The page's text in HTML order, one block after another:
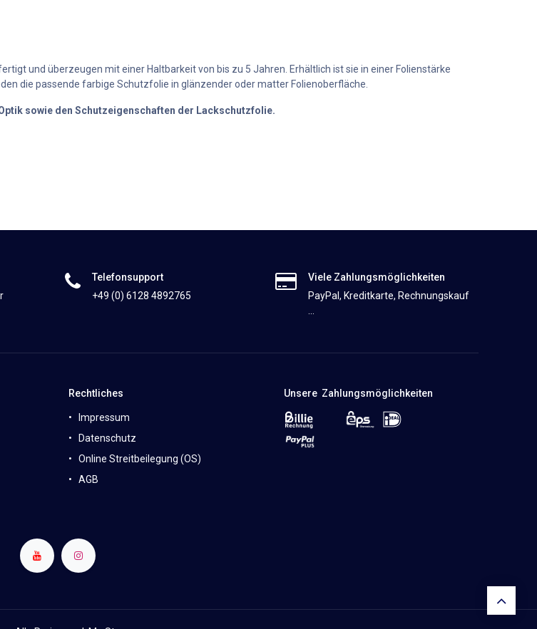
und überzeugen mit einer Haltbarkeit von bis zu 5 Jahren. Erhältlich ist sie in einer Folienstärke
die passende farbige Schutzfolie in glänzender oder matter Folienoberfläche.
sowie den Schutzeigenschaften der Lackschutzfolie.
Telefonsupport
+49 (0) 6128 4892765
Viele Zahlungsmöglichkeiten
PayPal, Kreditkarte, Rechnungskauf
Rechtliches
Impressum
Datenschutz
Online Streitbeilegung (OS)
AGB
Unsere Zahlungsmöglichkeiten